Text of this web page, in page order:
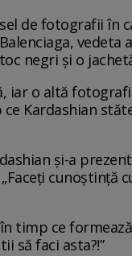
de fotografii în
vedeta
negri și o
o altă
Kardashian
și-a
cunoștință
timp ce
să faci asta?!”